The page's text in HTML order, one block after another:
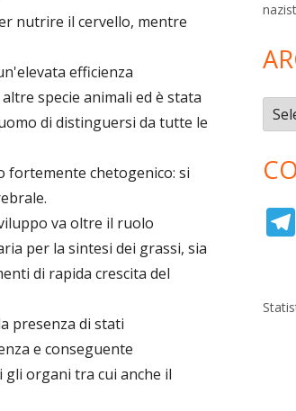
nutrire il cervello, mentre
efficienza
specie animali ed è stata
di distinguersi da tutte le
fortemente chetogenico: si
va oltre il ruolo
per la sintesi dei grassi, sia
di rapida crescita del
presenza di stati
e conseguente
organi tra cui anche il